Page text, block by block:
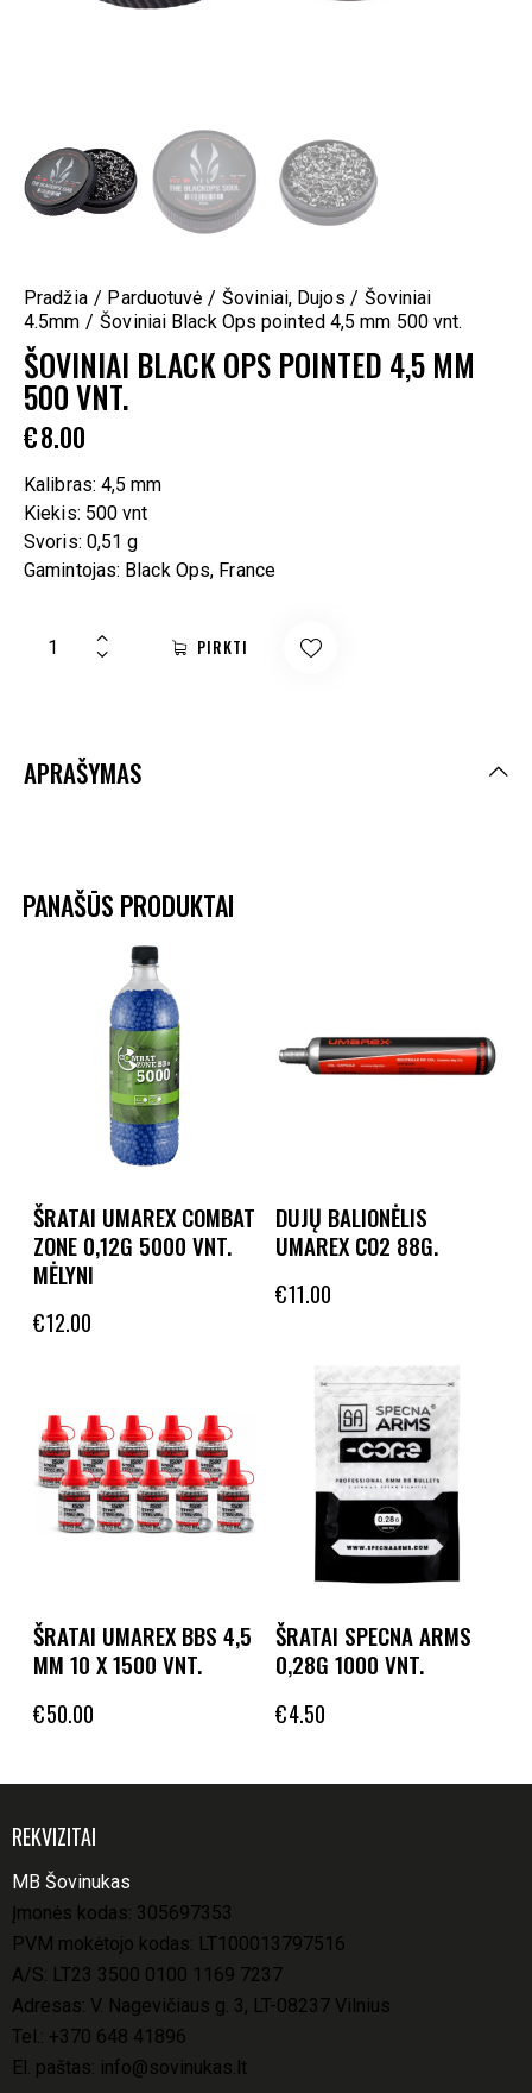
Pradžia Parduotuvė Šoviniai, Dujos
Šoviniai
4.5mm
Šoviniai Black Ops pointed 4,5 mm 500 vnt.
ŠOVINIAI BLACK OPS POINTED 4,5 MM
500 VNT.
€8.00
Kalibras: 4,5 mm
Kiekis: 500 vnt
Svoris: 0,51 g
Gamintojas: Black Ops, France
PIRKTI
APRAŠYMAS
PANAŠŪS PRODUKTAI
ŠRATAI UMAREX COMBAT
ZONE 0,12G 5000 VNT.
MĖLYNI
€12.00
DUJŲ BALIONĖLIS
UMAREX CO2 88G.
€11.00
ŠRATAI UMAREX BBS 4,5
MM 10 X 1500 VNT.
€50.00
ŠRATAI SPECNA ARMS
0,28G 1000 VNT.
€4.50
REKVIZITAI
MB Šovinukas
Įmonės kodas: 305697353
PVM mokėtojo kodas: LT100013797516
A/S: LT23 3500 0100 1169 7237
Adresas: V. Nagevičiaus g. 3, LT-08237 Vilnius
Tel.: +370 648 41896
El. paštas: info@sovinukas.lt